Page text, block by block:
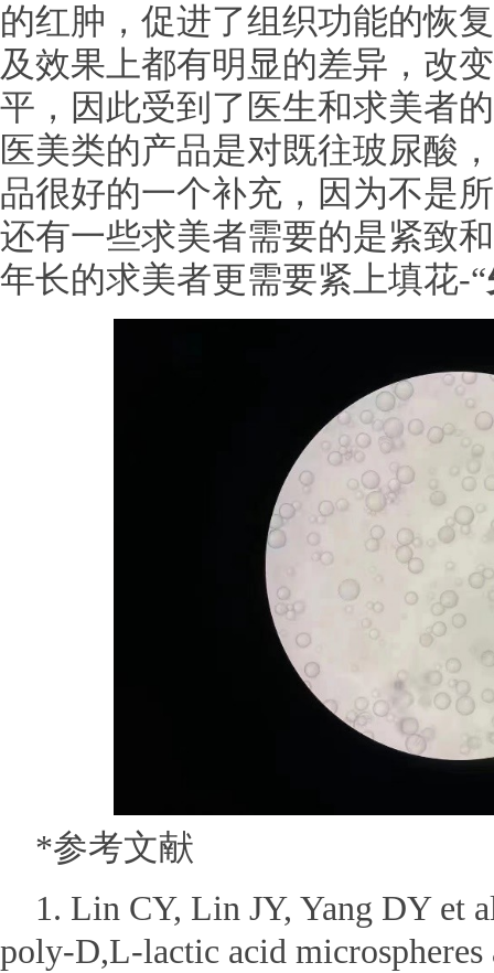
的红肿，促进了组织功能的恢
及效果上都有明显的差异，改
平，因此受到了医生和求美者
医美类的产品是对既往玻尿酸
品很好的一个补充，因为不是
还有一些求美者需要的是紧致
年长的求美者更需要紧上填花-“
*参考文献
1. Lin CY, Lin JY, Yang DY et
poly-D,L-lactic acid microspheres